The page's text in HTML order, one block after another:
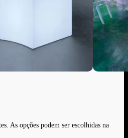
As opções podem ser escolhidas na